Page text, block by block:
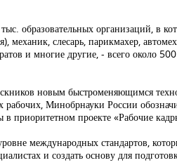
образовательных организаций, в
механик, слесарь, парикмахер,
и многие другие, - всего около
новым быстроменяющимся
рабочих, Минобрнауки России
проекте «Рабочие
международных стандартов,
и создать основу для